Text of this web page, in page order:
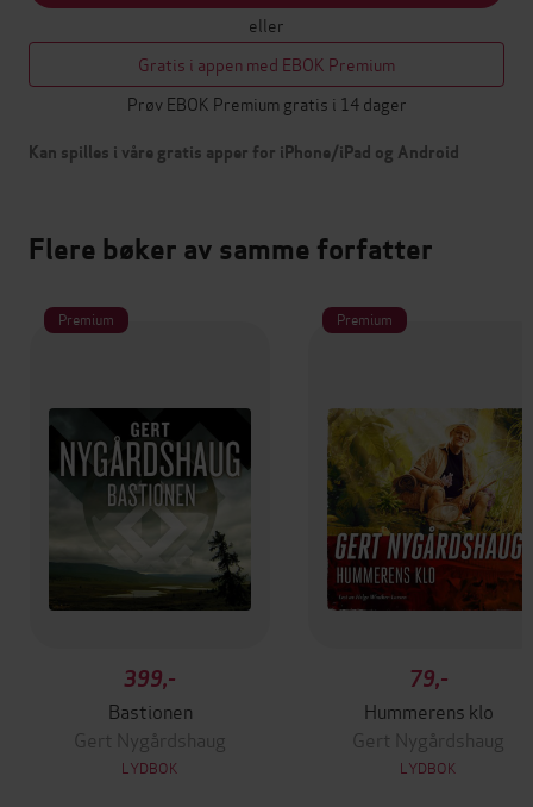
eller
Gratis i appen med EBOK Premium
Prøv EBOK Premium gratis i 14 dager
Kan spilles i våre gratis apper for iPhone/iPad og Android
Flere bøker av samme forfatter
Premium
399,-
Bastionen
Gert Nygårdshaug
LYDBOK
Premium
79,-
Hummerens klo
Gert Nygårdshaug
LYDBOK